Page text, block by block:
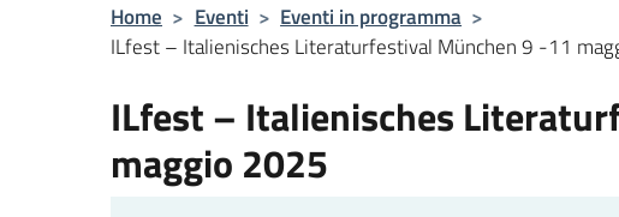
Home > Eventi > Eventi in programma >
ILfest – Italienisches Literaturfestival München 9 -11
ILfest – Italienisches
maggio 2025